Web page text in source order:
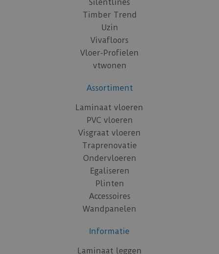
Silentlines
Timber Trend
Uzin
Vivafloors
Vloer-Profielen
vtwonen
Assortiment
Laminaat vloeren
PVC vloeren
Visgraat vloeren
Traprenovatie
Ondervloeren
Egaliseren
Plinten
Accessoires
Wandpanelen
Informatie
Laminaat leggen